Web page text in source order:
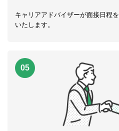
キャリアアドバイザーが面接日程
いたします。
05